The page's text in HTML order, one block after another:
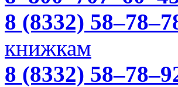
8 (8332)
книжкам
8 (8332)